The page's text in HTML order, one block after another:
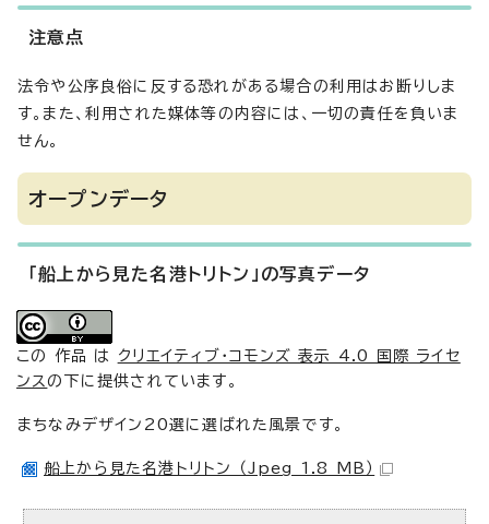
注意点
法令や公序良俗に反する恐れがある場合の利用はお断りしま
す。また、利用された媒体等の内容には、一切の責任を負いま
せん。
オープンデータ
「船上から見た名港トリトン」の写真データ
この 作品 は クリエイティブ・コモンズ 表示 4.0 国際 ライセ
ンスの下に提供されています。
まちなみデザイン20選に選ばれた風景です。
船上から見た名港トリトン （Jpeg 1.8 MB）